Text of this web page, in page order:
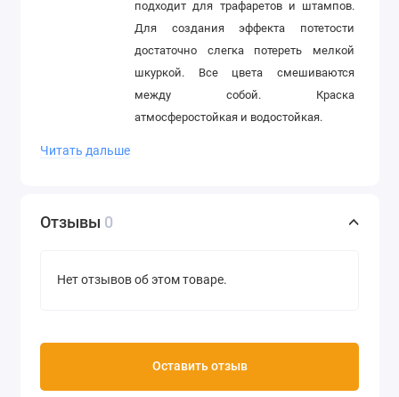
подходит для трафаретов и штампов.
Для создания эффекта потетости
достаточно слегка потереть мелкой
шкуркой. Все цвета смешиваются
между собой. Краска
атмосферостойкая и водостойкая.
Читать дальше
Отзывы 0
Нет отзывов об этом товаре.
Оставить отзыв